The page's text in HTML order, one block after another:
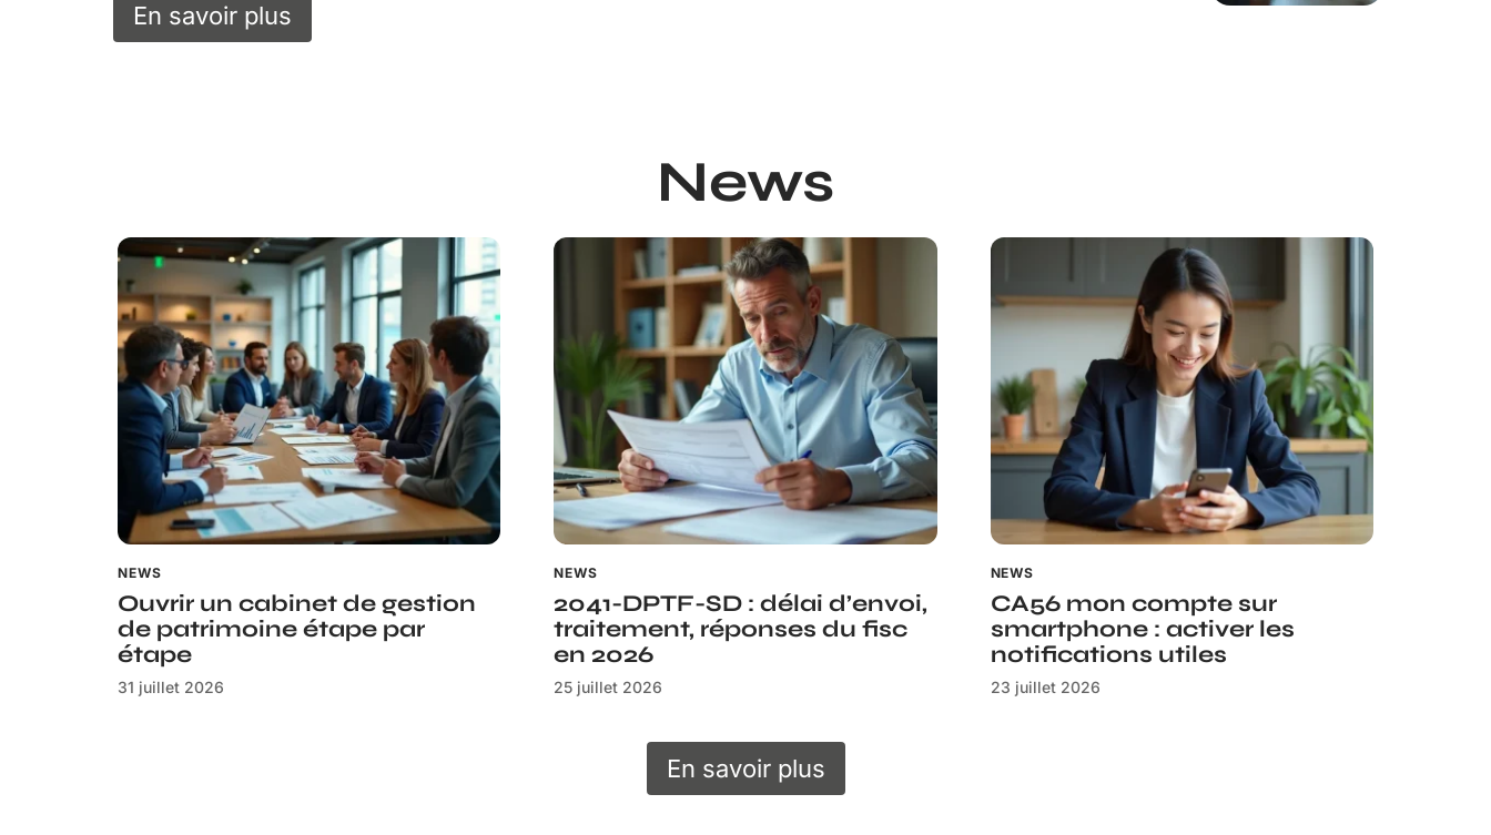
En savoir plus
News
NEWS
Ouvrir un cabinet de gestion
de patrimoine étape par
étape
31 juillet 2026
NEWS
2041-DPTF-SD : délai d’envoi,
traitement, réponses du fisc
en 2026
25 juillet 2026
NEWS
CA56 mon compte sur
smartphone : activer les
notifications utiles
23 juillet 2026
En savoir plus